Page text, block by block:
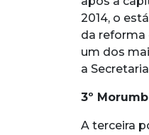
2014, o
da reforma
um dos
a
3º
A terceira